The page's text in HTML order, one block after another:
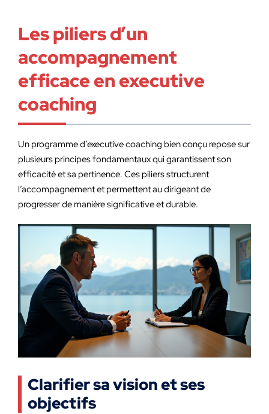
Les piliers d’un
accompagnement
efficace en executive
coaching
Un programme d’executive coaching bien conçu repose sur
plusieurs principes fondamentaux qui garantissent son
efficacité et sa pertinence. Ces piliers structurent
l’accompagnement et permettent au dirigeant de
progresser de manière significative et durable.
Clarifier sa vision et ses
objectifs